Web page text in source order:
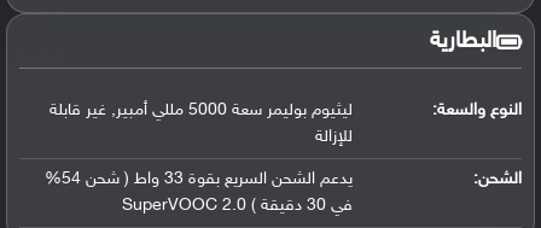
البطارية
النوع والسعة:
ليثيوم بوليمر سعة 5000 مللي أمبير, غير قابلة
للإزالة
الشحن:
يدعم الشحن السريع بقوة 33 واط ( شحن 54%
في 30 دقيقة ) SuperVOOC 2.0